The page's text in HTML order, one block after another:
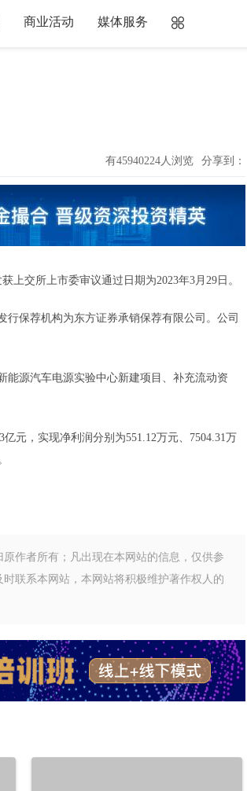
商业活动 媒体服务
有45940224人浏览 分享到：
交所上市委审议通过日期为2023年3月29日。
保荐机构为东方证券承销保荐有限公司。公司
源汽车电源实验中心新建项目、补充流动资
元，实现净利润分别为551.12万元、7504.31万
作者所有；凡出现在本网站的信息，仅供参
联系本网站，本网站将积极维护著作权人的